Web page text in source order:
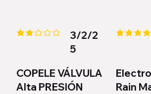
la calificación promedio es 2 de 5
3/2/2
5
COPELE VÁLVULA
Alta PRESIÓN
la
Rain